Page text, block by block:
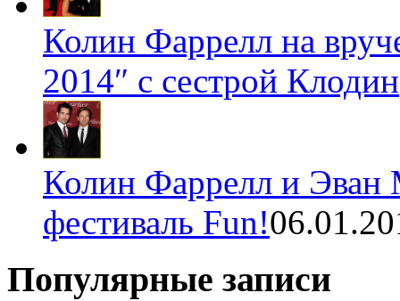
Колин Фаррелл на
2014″ с сестрой Клодин
Колин Фаррелл и Эван
фестиваль Fun!
Популярные записи